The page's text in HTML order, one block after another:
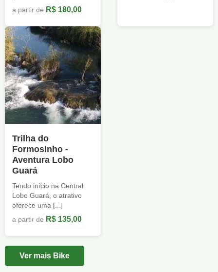
a partir de R$ 180,00
Trilha do
Formosinho -
Aventura Lobo
Guará
Tendo início na Central
Lobo Guará, o atrativo
oferece uma [...]
a partir de R$ 135,00
Ver mais Bike